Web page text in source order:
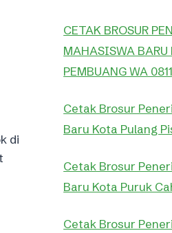
di
CETAK BROSUR
MAHASISWA BARU
PEMBUANG WA
Cetak Brosur
Baru Kota Pulang
Cetak Brosur
Baru Kota Puruk
Cetak Brosur